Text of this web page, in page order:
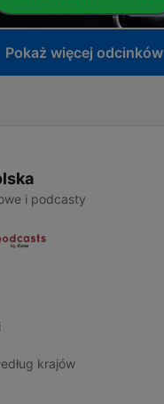
Pokaż więcej odcinków
i podcasty
krajów